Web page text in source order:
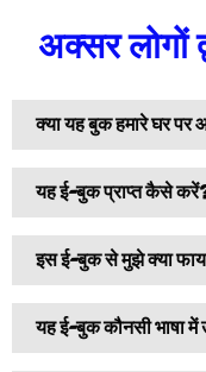
अक्सर लोगों
क्या यह बुक हमारे घर पर
यह ई-बुक प्राप्त कैसे
इस ई-बुक से मुझे क्या
यह ई-बुक कौनसी भाषा